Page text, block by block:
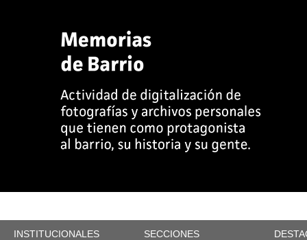
INSTITUCIONALES SECCIONES